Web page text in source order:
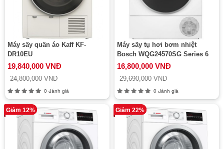
Máy sấy quần áo Kaff KF-
DR10EU
19,840,000 VNĐ
24,800,000 VNĐ
0 đánh giá
Máy sấy tụ hơi bơm nhiệt
Bosch WQG24570SG Series 6
16,800,000 VNĐ
29,690,000 VNĐ
0 đánh giá
Giảm 12% Giảm 22%